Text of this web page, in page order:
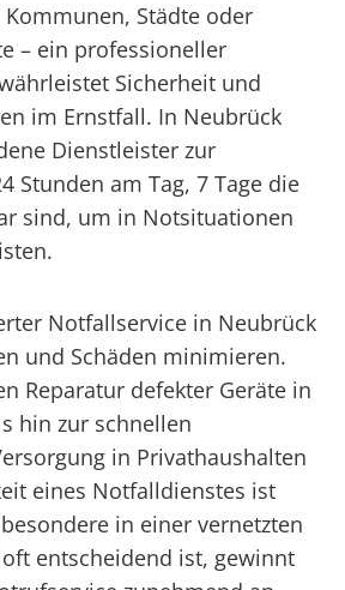
Städte oder
– ein professioneller
Sicherheit und
im Ernstfall. In Neubrück
Dienstleister zur
Stunden am Tag, 7 Tage die
sind, um in Notsituationen
Notfallservice in Neubrück
und Schäden minimieren.
Reparatur defekter Geräte in
hin zur schnellen
in Privathaushalten
eines Notfalldienstes ist
in einer vernetzten
entscheidend ist, gewinnt